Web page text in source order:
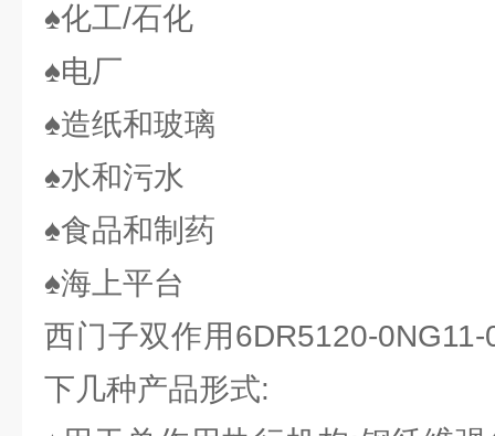
♠化工/石化
♠电厂
♠造纸和玻璃
♠水和污水
♠食品和制药
♠海上平台
西门子双作用6DR5120-
下几种产品形式: